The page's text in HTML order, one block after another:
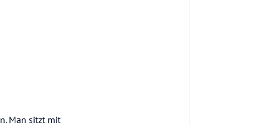
Man sitzt mit